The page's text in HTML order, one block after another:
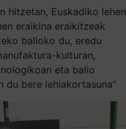
hitzetan, Euskadiko lehen
eraikina eraikitzeak
balioko du, eredu
kulturan,
eta balio
du bere lehiakortasuna”